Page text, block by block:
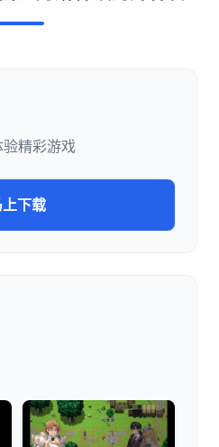
精彩游戏
上下载